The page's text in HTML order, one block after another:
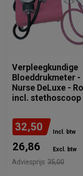
Verpleegkundige
Bloeddrukmeter -
Nurse DeLuxe -
incl. stethoscoop
32,50 Incl. btw
26,86 Excl. btw
Adviesprijs 35,00